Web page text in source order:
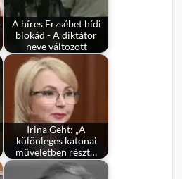
A híres Erzsébet hídi
blokád - A diktátor
neve változott
Irina Geht: „A
különleges katonai
műveletben részt…